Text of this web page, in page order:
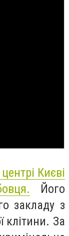
Києві
Його
закладу з
клітини. За